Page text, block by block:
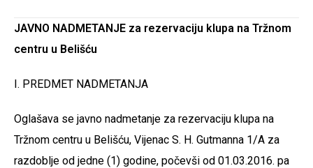
JAVNO NADMETANJE za rezervaciju klupa na Tržnom
centru u Belišću
I. PREDMET NADMETANJA
Oglašava se javno nadmetanje za rezervaciju klupa na
Tržnom centru u Belišću, Vijenac S. H. Gutmanna 1/A za
razdoblje od jedne (1) godine, počevši od 01.03.2016. pa